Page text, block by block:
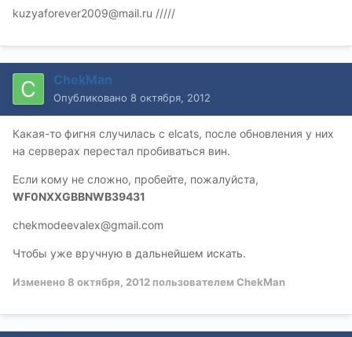
kuzyaforever2009@mail.ru /////
ChekMan
Опубликовано 8 октября, 2012
Какая-то фигня случилась с elcats, после обновления у них
на серверах перестал пробиваться вин.
Если кому не сложно, пробейте, пожалуйста,
WF0NXXGBBNWB39431
chekmodeevalex@gmail.com
Чтобы уже вручную в дальнейшем искать.
Изменено8 октября, 2012 пользователем ChekMan